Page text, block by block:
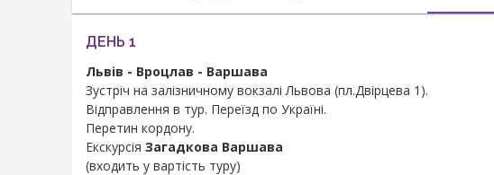
ДЕНЬ 1
Львів - Вроцлав - Варшава
Зустріч на залізничному вокзалі Львова (пл.Двірцева 1).
Відправлення в тур. Переїзд по Україні.
Перетин кордону.
Екскурсія Загадкова Варшава
(входить у вартість туру)